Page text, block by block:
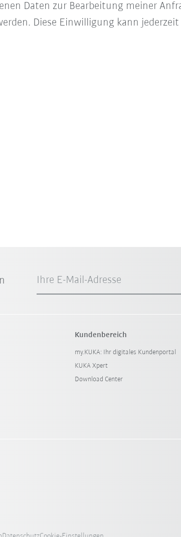
Daten zur Bearbeitung meiner
Diese Einwilligung kann
Ihre E-Mail-Adresse
Kundenbereich
my.KUKA: Ihr digitales Kundenportal
KUKA Xpert
Download Center